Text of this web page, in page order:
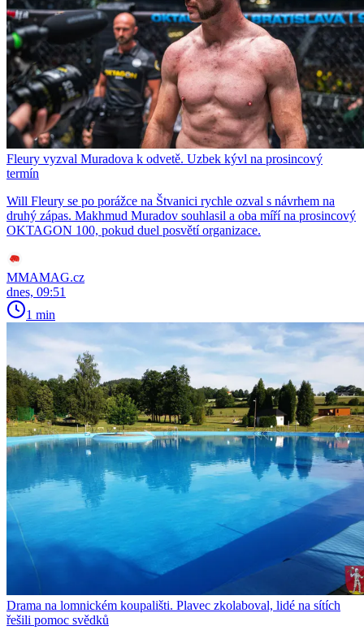
Fleury vyzval Muradova k odvetě. Uzbek kývl na prosincový
termín
Will Fleury se po porážce na Štvanici rychle ozval s návrhem na
druhý zápas. Makhmud Muradov souhlasil a oba míří na prosincový
OKTAGON 100, pokud duel posvětí organizace.
MMAMAG.cz
dnes, 09:51
1 min
Drama na lomnickém koupališti. Plavec zkolaboval, lidé na sítích
řešili pomoc svědků